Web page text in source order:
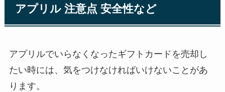
アプリル 注意点 安全性など
アプリルでいらなくなったギフトカードを売却し
たい時には、気をつけなければいけないことがあ
ります。